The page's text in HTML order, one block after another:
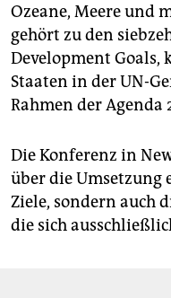
Ozeane, Meere und
gehört zu den
Development Goals,
Staaten in der UN-
Rahmen der
Die Konferenz in
über die Umsetzung
Ziele, sondern auch
die sich